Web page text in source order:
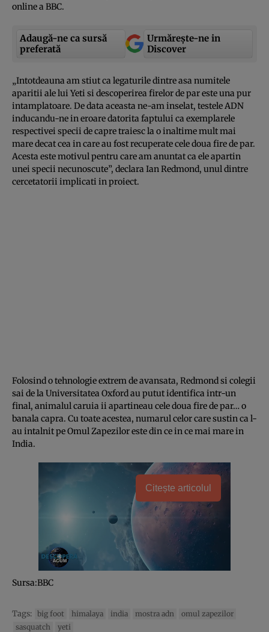
online a BBC.
Adaugă-ne ca sursă
preferată
Urmărește-ne in
Discover
„Intotdeauna am stiut ca legaturile dintre asa numitele
aparitii ale lui Yeti si descoperirea firelor de par este una pur
intamplatoare. De data aceasta ne-am inselat, testele ADN
inducandu-ne in eroare datorita faptului ca exemplarele
respectivei specii de capre traiesc la o inaltime mult mai
mare decat cea in care au fost recuperate cele doua fire de par.
Acesta este motivul pentru care am anuntat ca ele apartin
unei specii necunoscute”, declara Ian Redmond, unul dintre
cercetatorii implicati in proiect.
Folosind o tehnologie extrem de avansata, Redmond si colegii
sai de la Universitatea Oxford au putut identifica intr-un
final, animalul caruia ii apartineau cele doua fire de par… o
banala capra. Cu toate acestea, numarul celor care sustin ca l-
au intalnit pe Omul Zapezilor este din ce in ce mai mare in
India.
Citește articolul
Sursa:BBC
Tags: big foot himalaya india mostra adn
omul zapezilor
sasquatch
yeti